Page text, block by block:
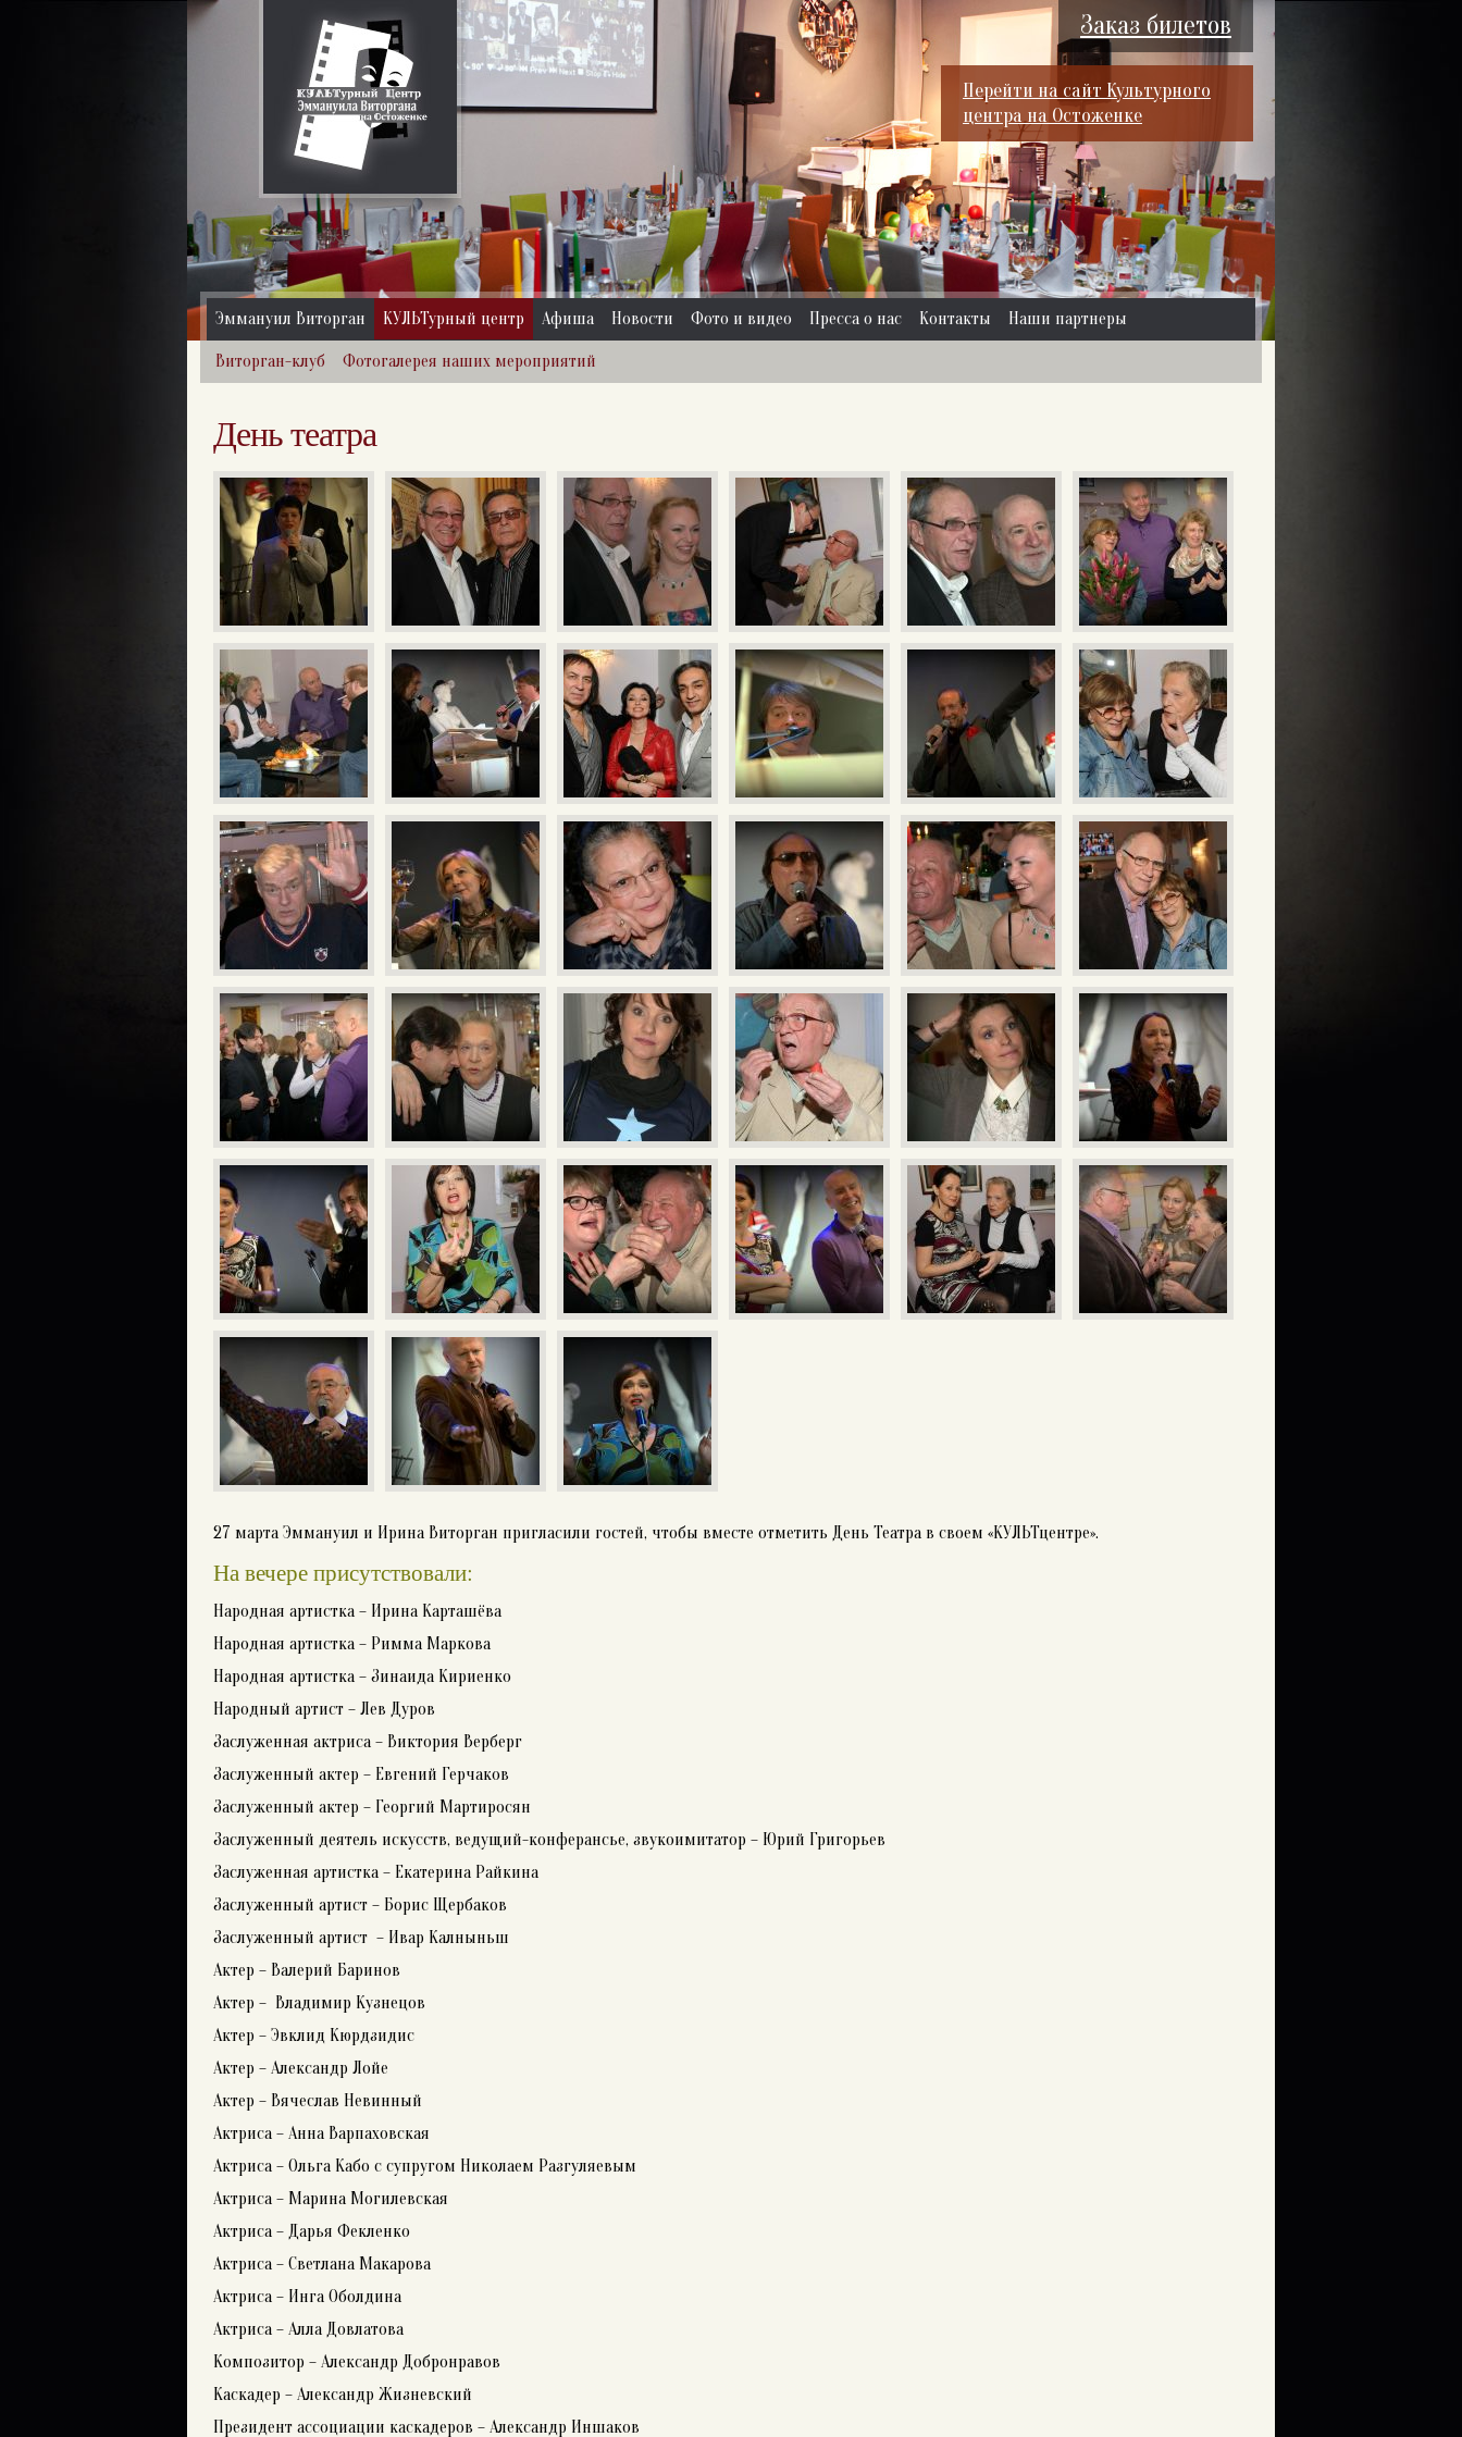
Заказ билетов
Перейти на сайт Культурного
центра на Остоженке
Эммануил Виторган КУЛЬТурный центр Афиша Новости Фото и видео Пресса о нас Контакты Наши партнеры
Виторган-клуб Фотогалерея наших мероприятий
День театра
27 марта Эммануил и Ирина Виторган пригласили гостей, чтобы вместе отметить День Театра в своем «КУЛЬТцентре».
На вечере присутствовали:
Народная артистка – Ирина Карташёва
Народная артистка – Римма Маркова
Народная артистка – Зинаида Кириенко
Народный артист – Лев Дуров
Заслуженная актриса – Виктория Верберг
Заслуженный актер – Евгений Герчаков
Заслуженный актер – Георгий Мартиросян
Заслуженный деятель искусств, ведущий-конферансье, звукоимитатор – Юрий Григорьев
Заслуженная артистка – Екатерина Райкина
Заслуженный артист – Борис Щербаков
Заслуженный артист – Ивар Калныньш
Актер – Валерий Баринов
Актер – Владимир Кузнецов
Актер – Эвклид Кюрдзидис
Актер – Александр Лойе
Актер – Вячеслав Невинный
Актриса – Анна Варпаховская
Актриса – Ольга Кабо с супругом Николаем Разгуляевым
Актриса – Марина Могилевская
Актриса – Дарья Фекленко
Актриса – Светлана Макарова
Актриса – Инга Оболдина
Актриса – Алла Довлатова
Композитор – Александр Добронравов
Каскадер – Александр Жизневский
Президент ассоциации каскадеров – Александр Иншаков